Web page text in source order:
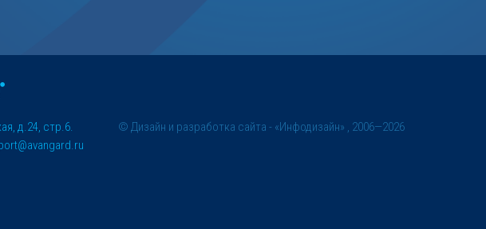
д.24, стр.6.
© Дизайн и разработка сайта - «Инфодизайн» , 2006—2026